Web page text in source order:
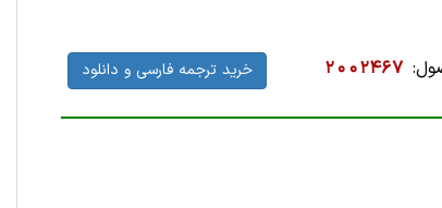
2002467 خرید ترجمه فارسی و دانلود